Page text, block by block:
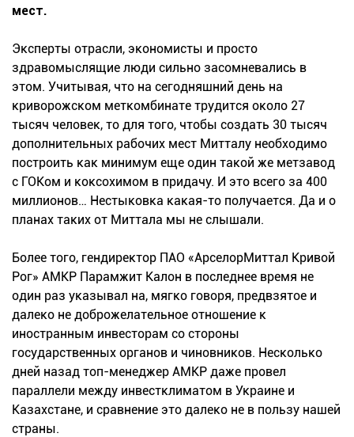
мест.
Эксперты отрасли, экономисты и просто
здравомыслящие люди сильно засомневались в
этом. Учитывая, что на сегодняшний день на
криворожском меткомбинате трудится около 27
тысяч человек, то для того, чтобы создать 30 тысяч
дополнительных рабочих мест Митталу необходимо
построить как минимум еще один такой же метзавод
с ГОКом и коксохимом в придачу. И это всего за 400
миллионов… Нестыковка какая-то получается. Да и о
планах таких от Миттала мы не слышали.
Более того, гендиректор ПАО «АрселорМиттал Кривой
Рог» АМКР Парамжит Калон в последнее время не
один раз указывал на, мягко говоря, предвзятое и
далеко не доброжелательное отношение к
иностранным инвесторам со стороны
государственных органов и чиновников. Несколько
дней назад топ-менеджер АМКР даже провел
параллели между инвестклиматом в Украине и
Казахстане, и сравнение это далеко не в пользу нашей
страны.